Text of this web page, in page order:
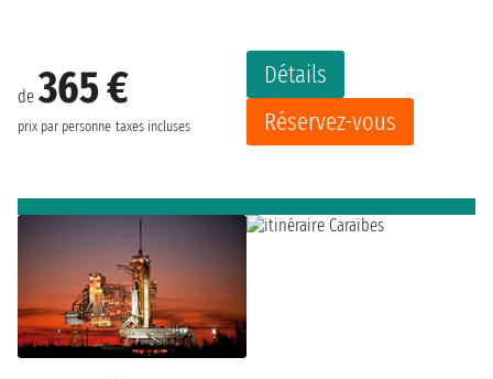
de365 €
prix par personne taxes incluses
Détails
Réservez-vous